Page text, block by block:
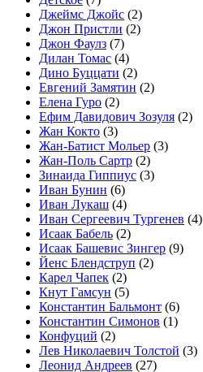
Джеймс Джойс (2)
Джон Пристли (2)
Джон Фаулз (7)
Дилан Томас (4)
Дино Буццати (2)
Евгений Замятин (2)
Елена Гуро (2)
Ефим Давидович Зозуля (2)
Жан Кокто (3)
Жан-Батист Мольер (3)
Жан-Поль Сартр (2)
Зинаида Гиппиус (3)
Иван Бунин (6)
Иван Лукаш (4)
Иван Сергеевич Тургенев (4)
Исаак Бабель (2)
Исаак Башевис Зингер (9)
Йенс Блендструп (2)
Карел Чапек (2)
Кнут Гамсун (5)
Константин Бальмонт (6)
Константин Симонов (1)
Конфуций (2)
Лев Николаевич Толстой (3)
Леонид Андреев (27)